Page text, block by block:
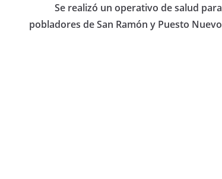
Se realizó un operativo de salud para
pobladores de San Ramón y Puesto Nuevo